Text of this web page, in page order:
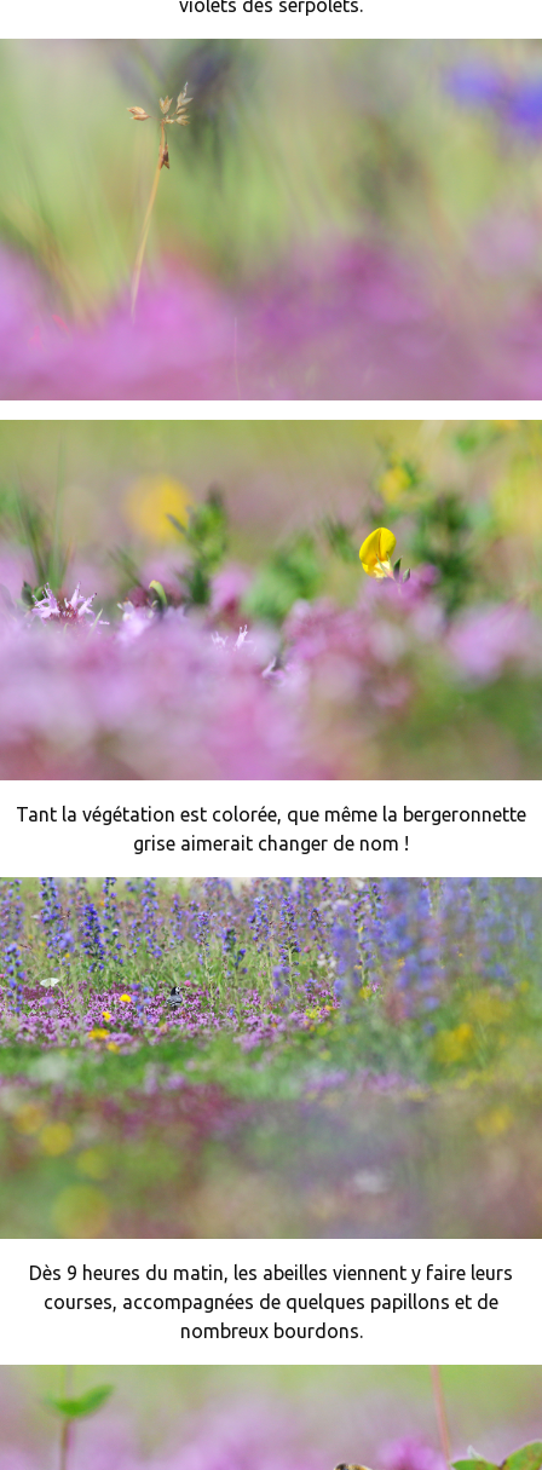
violets des serpolets.
Tant la végétation est colorée, que même la bergeronnette
grise aimerait changer de nom !
Dès 9 heures du matin, les abeilles viennent y faire leurs
courses, accompagnées de quelques papillons et de
nombreux bourdons.